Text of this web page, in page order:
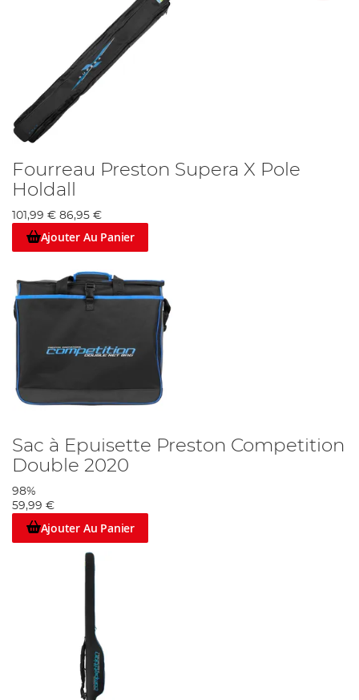
Fourreau Preston Supera X Pole
Holdall
101,99 € 86,95 €
Ajouter Au Panier
Sac à Epuisette Preston Competition
Double 2020
98%
59,99 €
Ajouter Au Panier